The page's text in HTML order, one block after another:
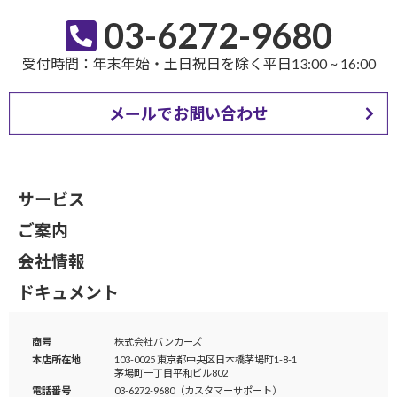
03-6272-9680
受付時間：年末年始・土日祝日を除く平日13:00 ~ 16:00
メールでお問い合わせ
サービス
ご案内
会社情報
ドキュメント
商号
株式会社バンカーズ
本店所在地
103-0025 東京都中央区日本橋茅場町1-8-1
茅場町一丁目平和ビル802
電話番号
03-6272-9680（カスタマーサポート）